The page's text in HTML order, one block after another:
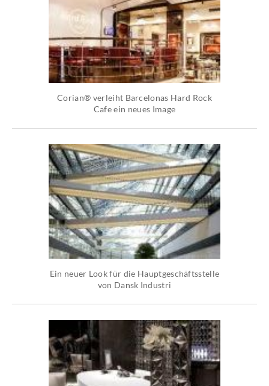
Corian® verleiht Barcelonas Hard Rock
Cafe ein neues Image
Ein neuer Look für die Hauptgeschäftsstelle
von Dansk Industri